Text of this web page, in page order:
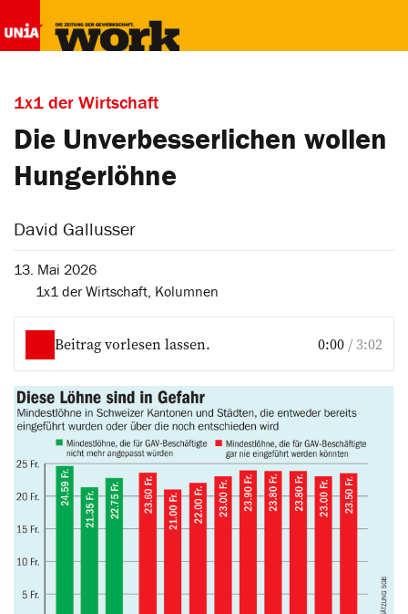
1x1 der Wirtschaft
Die Unverbesserlichen wollen
Hungerlöhne
David Gallusser
13. Mai 2026
1x1 der Wirtschaft, Kolumnen
Beitrag vorlesen lassen. 0:00 / 3:02